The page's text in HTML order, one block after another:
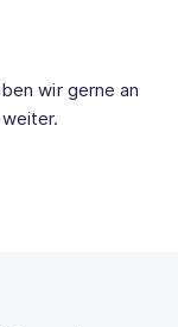
wir gerne an